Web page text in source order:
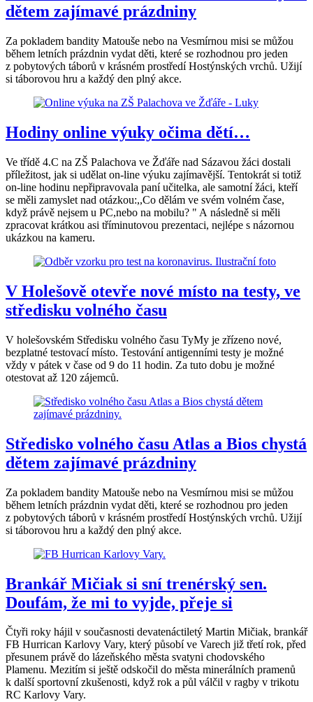
dětem zajímavé prázdniny
Za pokladem bandity Matouše nebo na Vesmírnou misi se můžou
během letních prázdnin vydat děti, které se rozhodnou pro jeden
z pobytových táborů v krásném prostředí Hostýnských vrchů. Užijí
si táborovou hru a každý den plný akce.
Hodiny online výuky očima dětí…
Ve třídě 4.C na ZŠ Palachova ve Žďáře nad Sázavou žáci dostali
příležitost, jak si udělat on-line výuku zajímavější. Tentokrát si totiž
on-line hodinu nepřipravovala paní učitelka, ale samotní žáci, kteří
se měli zamyslet nad otázkou:,,Co dělám ve svém volném čase,
když právě nejsem u PC,nebo na mobilu? " A následně si měli
zpracovat krátkou asi tříminutovou prezentaci, nejlépe s názornou
ukázkou na kameru.
V Holešově otevře nové místo na testy, ve
středisku volného času
V holešovském Středisku volného času TyMy je zřízeno nové,
bezplatné testovací místo. Testování antigenními testy je možné
vždy v pátek v čase od 9 do 11 hodin. Za tuto dobu je možné
otestovat až 120 zájemců.
Středisko volného času Atlas a Bios chystá
dětem zajímavé prázdniny
Za pokladem bandity Matouše nebo na Vesmírnou misi se můžou
během letních prázdnin vydat děti, které se rozhodnou pro jeden
z pobytových táborů v krásném prostředí Hostýnských vrchů. Užijí
si táborovou hru a každý den plný akce.
Brankář Mičiak si sní trenérský sen.
Doufám, že mi to vyjde, přeje si
Čtyři roky hájil v současnosti devatenáctiletý Martin Mičiak, brankář
FB Hurrican Karlovy Vary, který působí ve Varech již třetí rok, před
přesunem právě do lázeňského města svatyni chodovského
Plamenu. Mezitím si ještě odskočil do města minerálních pramenů
k další sportovní zkušenosti, když rok a půl válčil v ragby v trikotu
RC Karlovy Vary.